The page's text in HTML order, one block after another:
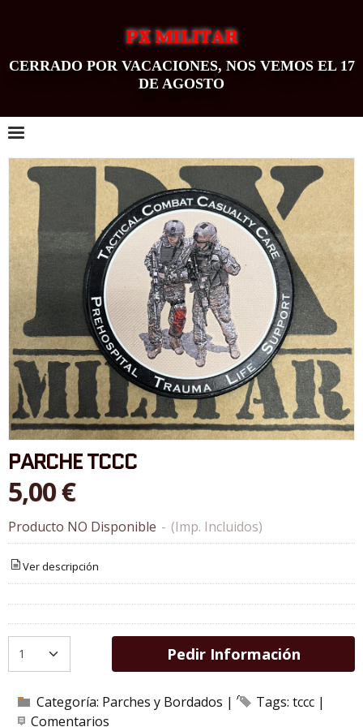
PX MILITAR
CERRADO POR VACACIONES, NOS VEMOS EL 17
DE AGOSTO
PARCHE TCCC
5,00 €
Producto NO Disponible - (Imp. Incluidos)
Ver descripción
Pedir Información
Categoría: Parches y Bordados | Tags: tccc |
Comentarios